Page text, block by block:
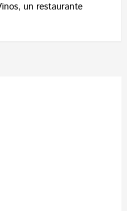
un restaurante